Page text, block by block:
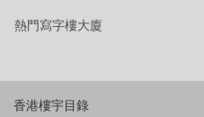
熱門寫字樓大廈
香港樓宇目錄